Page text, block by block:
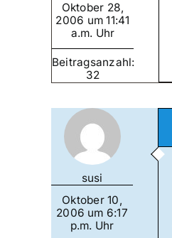
Oktober 28,
2006 um 11:41
a.m. Uhr
Beitragsanzahl:
32
susi
Oktober 10,
2006 um 6:17
p.m. Uhr